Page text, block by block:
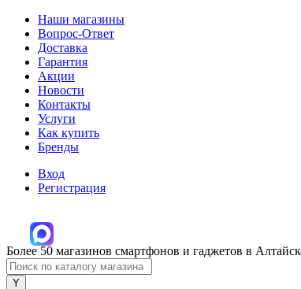
Наши магазины
Вопрос-Ответ
Доставка
Гарантия
Акции
Новости
Контакты
Услуги
Как купить
Бренды
Вход
Регистрация
Более 50 магазинов смартфонов и гаджетов в